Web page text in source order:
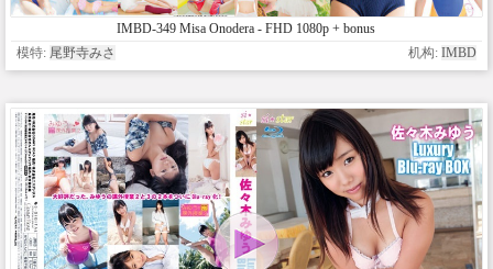
IMBD-349 Misa Onodera - FHD 1080p + bonus
模特: 尾野寺みさ 机构: IMBD